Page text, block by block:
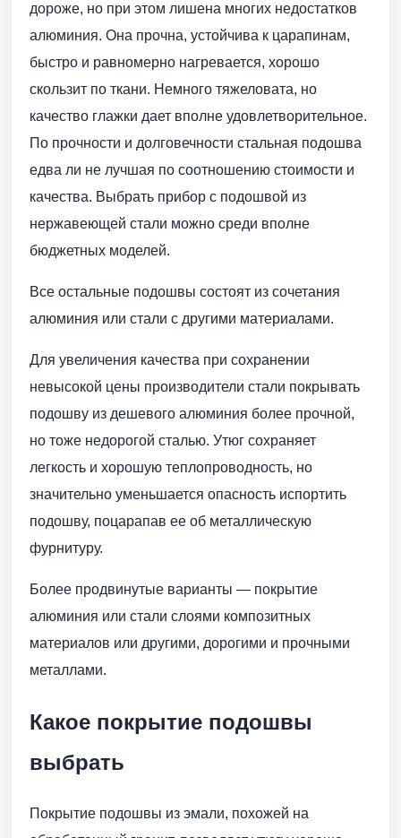
дороже, но при этом лишена многих недостатков
алюминия. Она прочна, устойчива к царапинам,
быстро и равномерно нагревается, хорошо
скользит по ткани. Немного тяжеловата, но
качество глажки дает вполне удовлетворительное.
По прочности и долговечности стальная подошва
едва ли не лучшая по соотношению стоимости и
качества. Выбрать прибор с подошвой из
нержавеющей стали можно среди вполне
бюджетных моделей.
Все остальные подошвы состоят из сочетания
алюминия или стали с другими материалами.
Для увеличения качества при сохранении
невысокой цены производители стали покрывать
подошву из дешевого алюминия более прочной,
но тоже недорогой сталью. Утюг сохраняет
легкость и хорошую теплопроводность, но
значительно уменьшается опасность испортить
подошву, поцарапав ее об металлическую
фурнитуру.
Более продвинутые варианты — покрытие
алюминия или стали слоями композитных
материалов или другими, дорогими и прочными
металлами.
Какое покрытие подошвы
выбрать
Покрытие подошвы из эмали, похожей на